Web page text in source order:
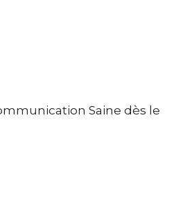
Saine dès le